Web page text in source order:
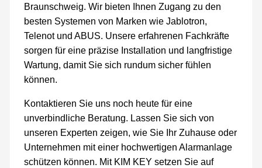
Braunschweig. Wir bieten Ihnen Zugang zu den
besten Systemen von Marken wie Jablotron,
Telenot und ABUS. Unsere erfahrenen Fachkräfte
sorgen für eine präzise Installation und langfristige
Wartung, damit Sie sich rundum sicher fühlen
können.
Kontaktieren Sie uns noch heute für eine
unverbindliche Beratung. Lassen Sie sich von
unseren Experten zeigen, wie Sie Ihr Zuhause oder
Unternehmen mit einer hochwertigen Alarmanlage
schützen können. Mit KIM KEY setzen Sie auf